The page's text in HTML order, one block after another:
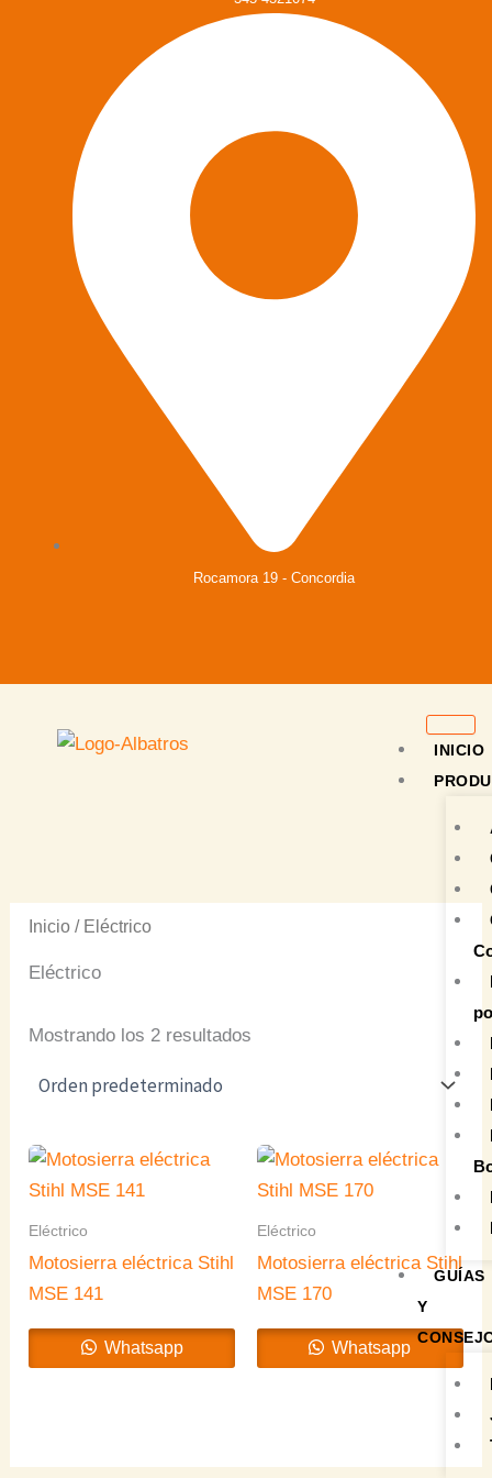
Rocamora 19 - Concordia
INICIO
GUÍAS
Y
Inicio / Eléctrico
Eléctrico
Mostrando los 2 resultados
Eléctrico
Motosierra eléctrica Stihl
MSE 141
Whatsapp
Eléctrico
Motosierra eléctrica Stihl
MSE 170
Whatsapp